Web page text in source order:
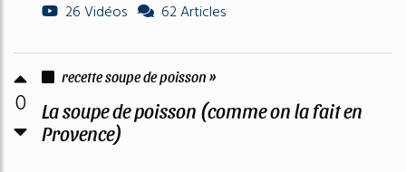
26 Vidéos
62 Articles
0
recette soupe de poisson »
La soupe de poisson (comme on la fait en
Provence)